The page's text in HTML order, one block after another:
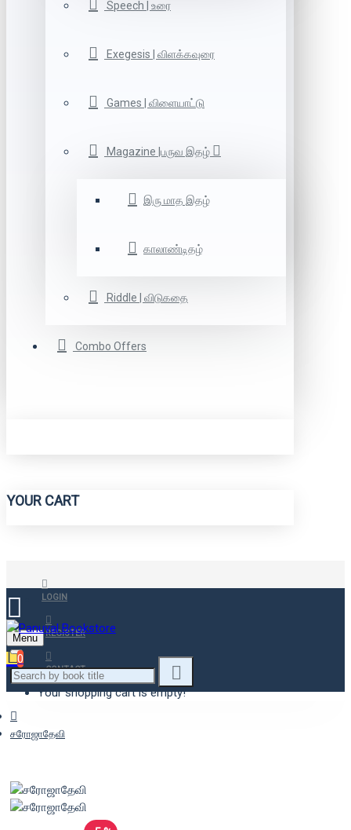
Speech | உரை
Exegesis | விளக்கவுரை
Games | விளையாட்டு
Magazine |பருவ இதழ்
இரு மாத இதழ்
காலாண்டிதழ்
Riddle | விடுகதை
Combo Offers
YOUR CART
LOGIN
REGISTER
CONTACT
Menu
0
Your shopping cart is empty!
சரோஜாதேவி